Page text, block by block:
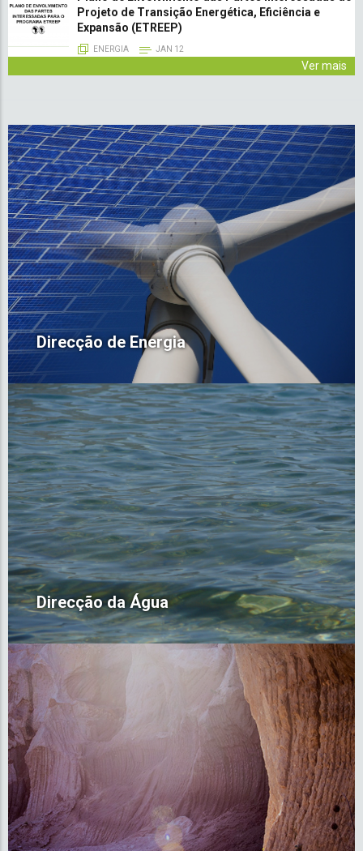
Projeto de Transição Energética, Eficiência e
Expansão (ETREEP)
ENERGIA JAN 12
Ver mais
Direcção de Energia
Direcção da Água